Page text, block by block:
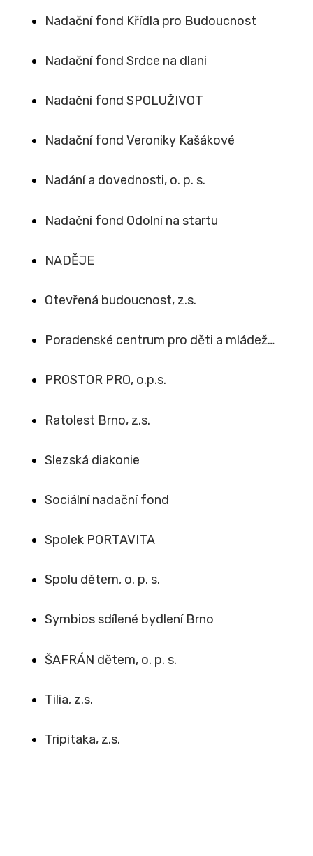
Nadační fond Křídla pro Budoucnost
Nadační fond Srdce na dlani
Nadační fond SPOLUŽIVOT
Nadační fond Veroniky Kašákové
Nadání a dovednosti, o. p. s.
Nadační fond Odolní na startu
NADĚJE
Otevřená budoucnost, z.s.
Poradenské centrum pro děti a mládež…
PROSTOR PRO, o.p.s.
Ratolest Brno, z.s.
Slezská diakonie
Sociální nadační fond
Spolek PORTAVITA
Spolu dětem, o. p. s.
Symbios sdílené bydlení Brno
ŠAFRÁN dětem, o. p. s.
Tilia, z.s.
Tripitaka, z.s.